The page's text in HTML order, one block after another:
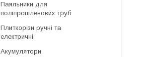
Паяльники для
поліпропіленових труб
Плиткорізи ручні та
електричні
Акумулятори